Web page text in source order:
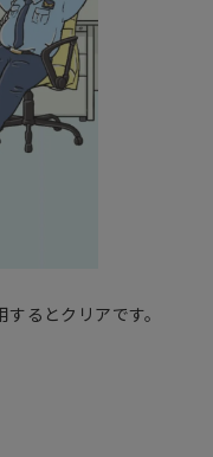
るとクリアです。